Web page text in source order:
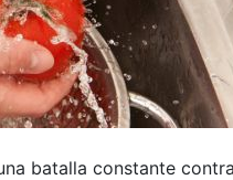
batalla constante